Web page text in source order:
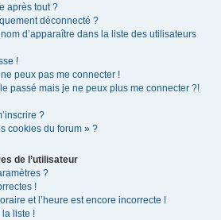
après tout ?
déconnecté ?
d’apparaître dans la liste des utilisateurs
!
peux pas me connecter !
passé mais je ne peux plus me connecter ?!
?
cookies du forum » ?
de l’utilisateur
?
!
et l’heure est encore incorrecte !
la liste !